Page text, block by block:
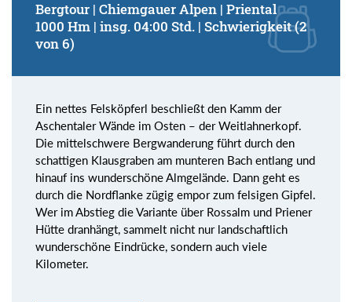
Bergtour | Chiemgauer Alpen | Priental
1000 Hm | insg. 04:00 Std. | Schwierigkeit (2
von 6)
Ein nettes Felsköpferl beschließt den Kamm der
Aschentaler Wände im Osten – der Weitlahnerkopf.
Die mittelschwere Bergwanderung führt durch den
schattigen Klausgraben am munteren Bach entlang und
hinauf ins wunderschöne Almgelände. Dann geht es
durch die Nordflanke zügig empor zum felsigen Gipfel.
Wer im Abstieg die Variante über Rossalm und Priener
Hütte dranhängt, sammelt nicht nur landschaftlich
wunderschöne Eindrücke, sondern auch viele
Kilometer.